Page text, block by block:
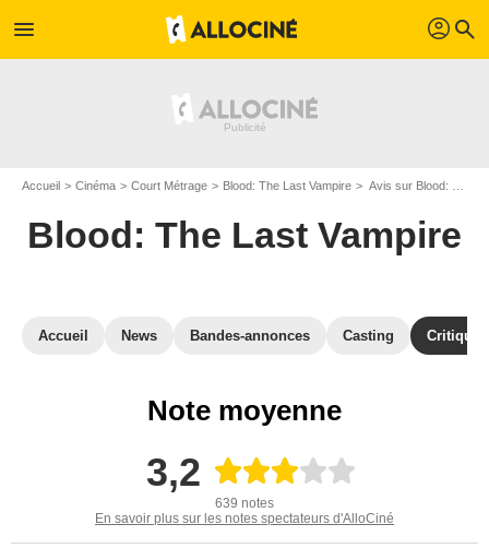
menu profil search
Accueil Cinéma Court Métrage Blood: The Last Vampire Avis sur Blood: The Last Vampire
Blood: The Last Vampire
Accueil News Bandes-annonces Casting
Note moyenne
3,2
639 notes
En savoir plus sur les notes spectateurs d'AlloCiné